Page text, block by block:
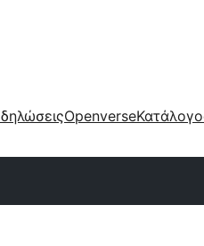
Openverse